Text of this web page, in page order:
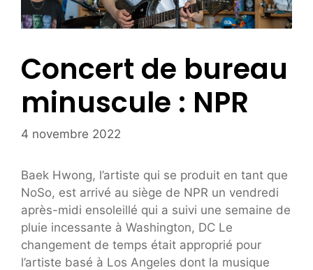
Concert de bureau
minuscule : NPR
4 novembre 2022
Baek Hwong, l’artiste qui se produit en tant que
NoSo, est arrivé au siège de NPR un vendredi
après-midi ensoleillé qui a suivi une semaine de
pluie incessante à Washington, DC Le
changement de temps était approprié pour
l’artiste basé à Los Angeles dont la musique